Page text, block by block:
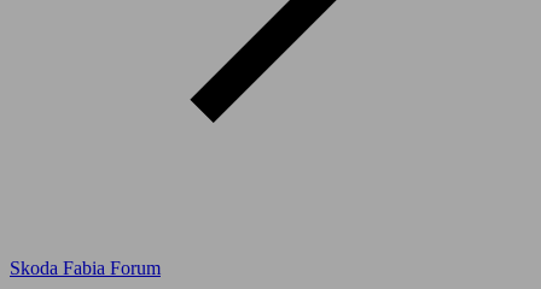
Skoda Fabia Forum